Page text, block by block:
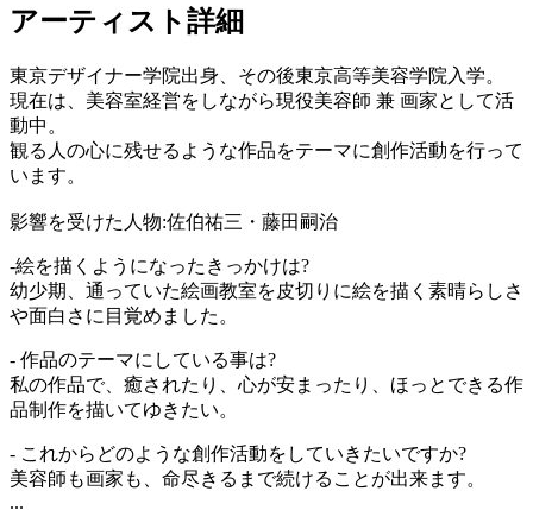
アーティスト詳細
東京デザイナー学院出身、その後東京高等美容学院入学。
現在は、美容室経営をしながら現役美容師 兼 画家として活
動中。
観る人の心に残せるような作品をテーマに創作活動を行って
います。
影響を受けた人物:佐伯祐三・藤田嗣治
-絵を描くようになったきっかけは?
幼少期、通っていた絵画教室を皮切りに絵を描く素晴らしさ
や面白さに目覚めました。
- 作品のテーマにしている事は?
私の作品で、癒されたり、心が安まったり、ほっとできる作
品制作を描いてゆきたい。
- これからどのような創作活動をしていきたいですか?
美容師も画家も、命尽きるまで続けることが出来ます。
...